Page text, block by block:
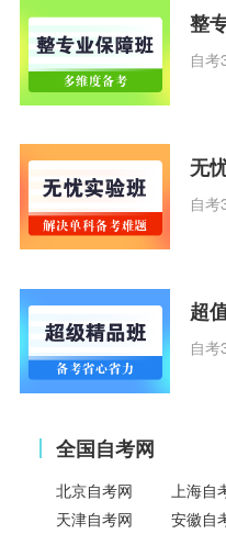
整
自考
无
自考
超
自考
全国自考网
北京自考网 上海自
天津自考网
安徽自